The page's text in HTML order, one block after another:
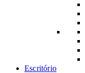
Escritório